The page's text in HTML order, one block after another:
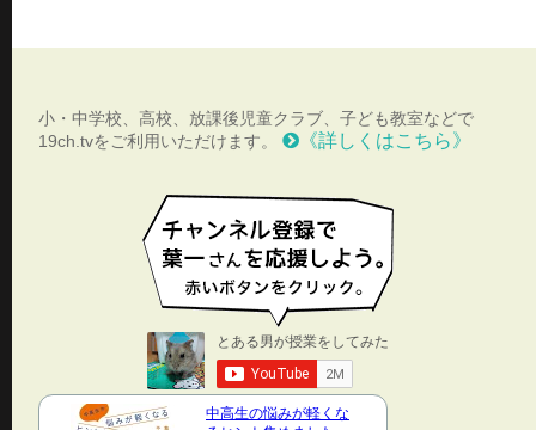
小・中学校、高校、放課後児童クラブ、子ども教室などで
19ch.tvをご利用いただけます。
《詳しくはこちら》
中高生の悩みが軽くな